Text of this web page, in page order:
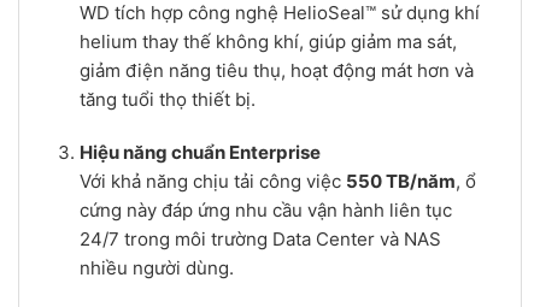
WD tích hợp công nghệ HelioSeal™ sử dụng khí
helium thay thế không khí, giúp giảm ma sát,
giảm điện năng tiêu thụ, hoạt động mát hơn và
tăng tuổi thọ thiết bị.
Hiệu năng chuẩn Enterprise
Với khả năng chịu tải công việc 550 TB/năm, ổ
cứng này đáp ứng nhu cầu vận hành liên tục
24/7 trong môi trường Data Center và NAS
nhiều người dùng.